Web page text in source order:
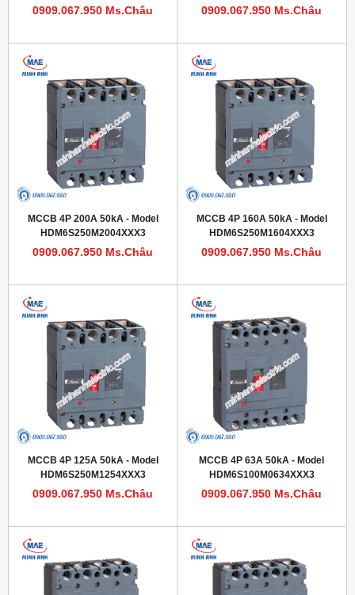
0909.067.950 Ms.Châu 0909.067.950 Ms.Châu
MCCB 4P 200A 50kA - Model
HDM6S250M2004XXX3
0909.067.950 Ms.Châu
MCCB 4P 160A 50kA - Model
HDM6S250M1604XXX3
0909.067.950 Ms.Châu
MCCB 4P 125A 50kA - Model
HDM6S250M1254XXX3
0909.067.950 Ms.Châu
MCCB 4P 63A 50kA - Model
HDM6S100M0634XXX3
0909.067.950 Ms.Châu